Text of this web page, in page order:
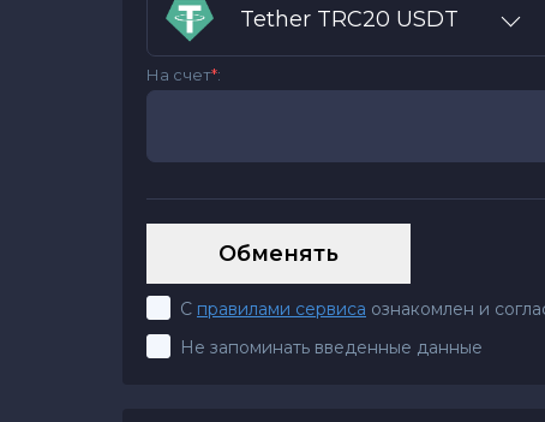
Tether TRC20 USDT
На счет*:
С правилами сервиса ознакомлен и
Не запоминать введенные данные